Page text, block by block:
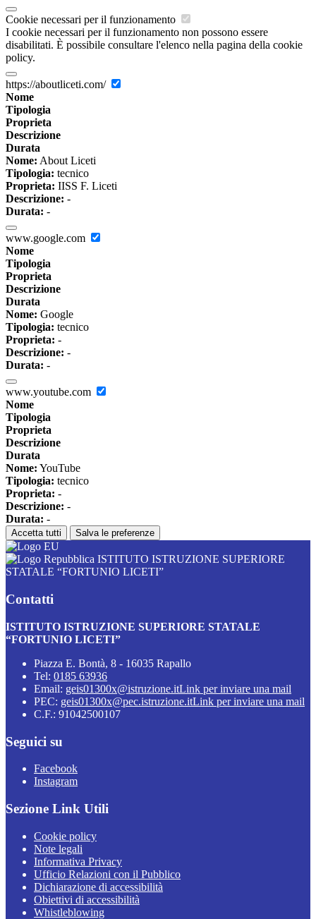
Cookie necessari per il funzionamento
I cookie necessari per il funzionamento non possono essere
disabilitati. È possibile consultare l'elenco nella pagina della cookie
policy.
https://aboutliceti.com/
Nome
Tipologia
Proprieta
Descrizione
Durata
Nome: About Liceti
Tipologia: tecnico
Proprieta: IISS F. Liceti
Descrizione: -
Durata: -
www.google.com
Nome
Tipologia
Proprieta
Descrizione
Durata
Nome: Google
Tipologia: tecnico
Proprieta: -
Descrizione: -
Durata: -
www.youtube.com
Nome
Tipologia
Proprieta
Descrizione
Durata
Nome: YouTube
Tipologia: tecnico
Proprieta: -
Descrizione: -
Durata: -
Accetta tutti Salva le preferenze
ISTITUTO ISTRUZIONE SUPERIORE
STATALE “FORTUNIO LICETI”
Contatti
ISTITUTO ISTRUZIONE SUPERIORE STATALE
“FORTUNIO LICETI”
Piazza E. Bontà, 8 - 16035 Rapallo
Tel: 0185 63936
Email: geis01300x@istruzione.itLink per inviare una mail
PEC: geis01300x@pec.istruzione.itLink per inviare una mail
C.F.: 91042500107
Seguici su
Facebook
Instagram
Sezione Link Utili
Cookie policy
Note legali
Informativa Privacy
Ufficio Relazioni con il Pubblico
Dichiarazione di accessibilità
Obiettivi di accessibilità
Whistleblowing